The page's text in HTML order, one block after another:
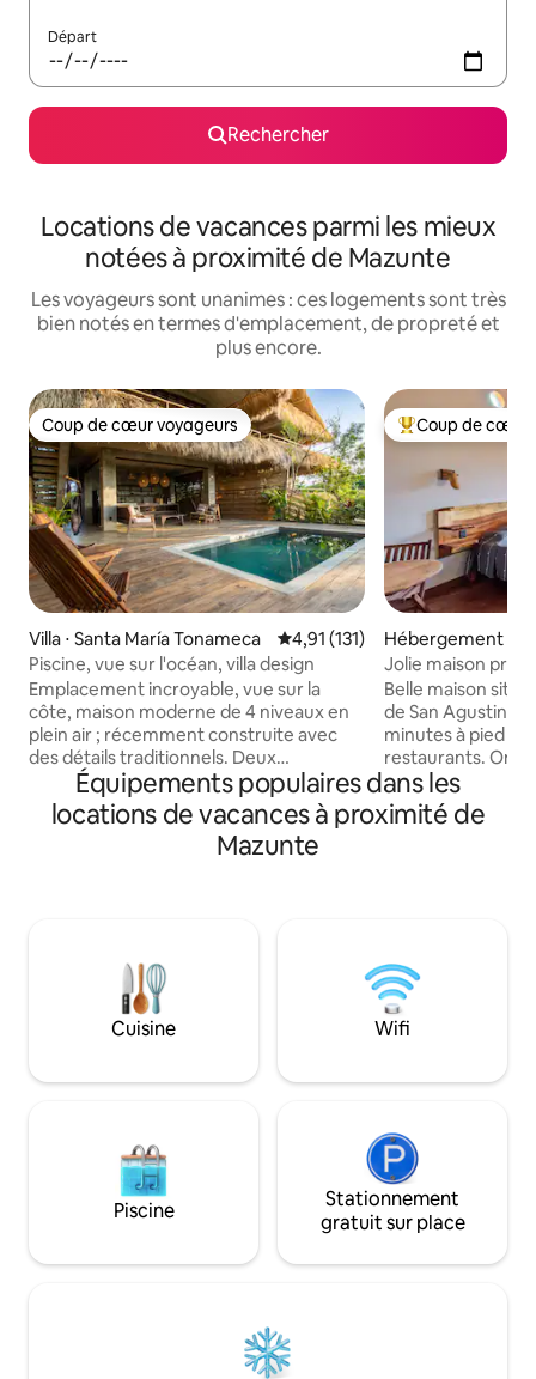
Départ
Rechercher
Locations de vacances parmi les mieux
notées à proximité de Mazunte
Les voyageurs sont unanimes : ces logements sont très
bien notés en termes d'emplacement, de propreté et
plus encore.
Coup de cœur voyageurs
Coup de cœur voyageurs
Villa ⋅ Santa María Tonameca Évaluation moyenne sur la
4,91 (131)
Piscine, vue sur l'océan, villa design
Emplacement incroyable, vue sur la
côte, maison moderne de 4 niveaux en
plein air ; récemment construite avec
des détails traditionnels. Deux
chambres, chacune avec salle de bain
privée et terrasse panoramique
complète, une chambre supplémentaire
en mezzanine avec vue sur l'océan (avec
une superficie de 2 906 pieds carrés
(270 m²) et est situé à 15 minutes à pied
de la plage, à la périphérie de San Agus,
en direction de Zipolite
Coups de cœur
Coup de cœur
Hébergement ⋅
illo
Jolie maison
Belle maison
de San
minutes à pied de
restaurants. On
et des vagues de la mer.
achevée en
matériaux de la
Elle dispose
chaude, de la
ventilateur de
Équipements populaires dans les
locations de vacances à proximité de
Mazunte
Cuisine Wifi
Piscine
Stationnement
gratuit sur place